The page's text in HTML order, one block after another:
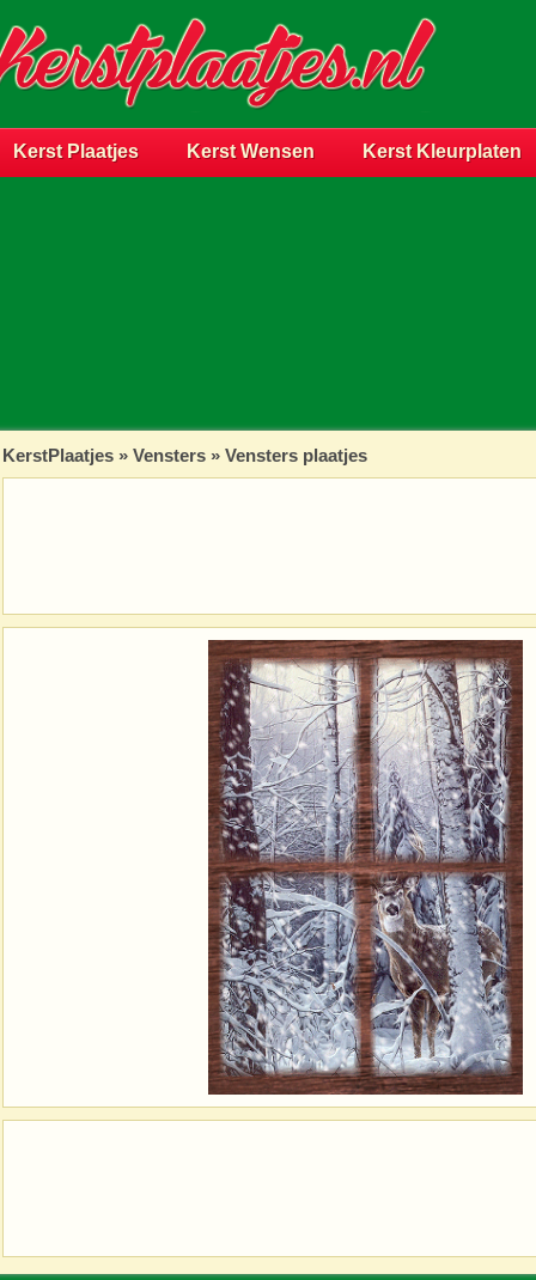
Kerst Plaatjes Kerst Wensen Kerst Kleurplaten
KerstPlaatjes » Vensters » Vensters plaatjes